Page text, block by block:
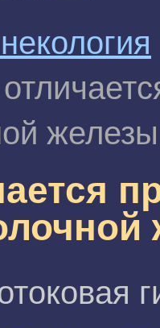
железы